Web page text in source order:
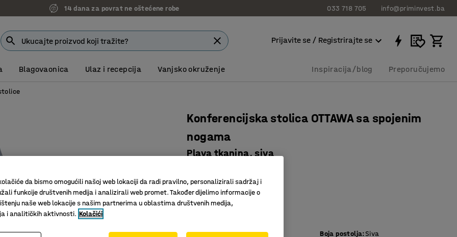
7 godina garancije 033 718 705 info@priminvest.ba
Prijavite se / Registrirajte se
Blagovaonica Ulaz i recepcija Vanjsko okruženje Inspiracija/blog Preporučujemo
Konferencijska stolica OTTAWA sa spojenim
nogama
Plava tkanina, siva
Složiva
Elegantna
Boja:Plava Boja postolja:Siva
da bismo omogućili našoj web lokaciji da radi pravilno, personalizirali sadržaj i
funkcije društvenih medija i analizirali web promet. Također dijelimo informacije o
naše web lokacije s našim partnerima u oblastima društvenih medija,
i analitičkih aktivnosti. Kolačići